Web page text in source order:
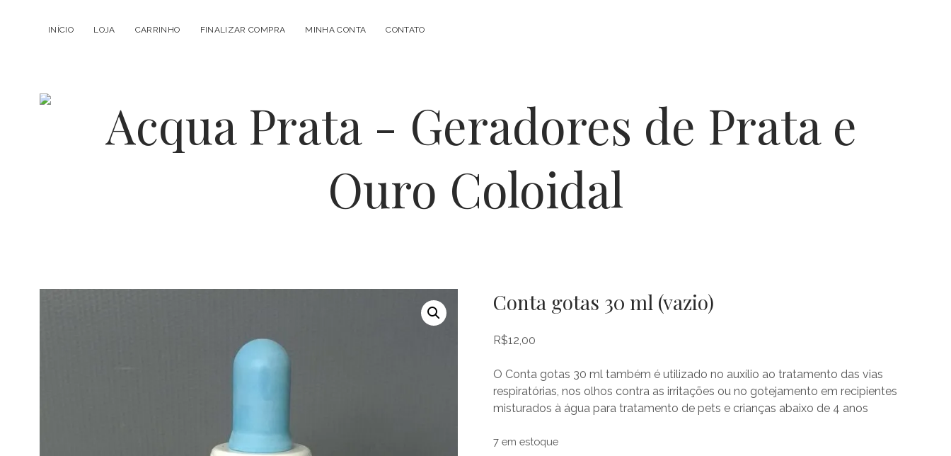
INÍCIO LOJA CARRINHO FINALIZAR COMPRA MINHA CONTA CONTATO
Acqua
Conta gotas 30 ml (vazio)
R$12,00
O Conta gotas 30 ml também é utilizado no auxílio ao tratamento das vias
respiratórias, nos olhos contra as irritações ou no gotejamento em recipientes
misturados à água para tratamento de pets e crianças abaixo de 4 anos
7 em estoque